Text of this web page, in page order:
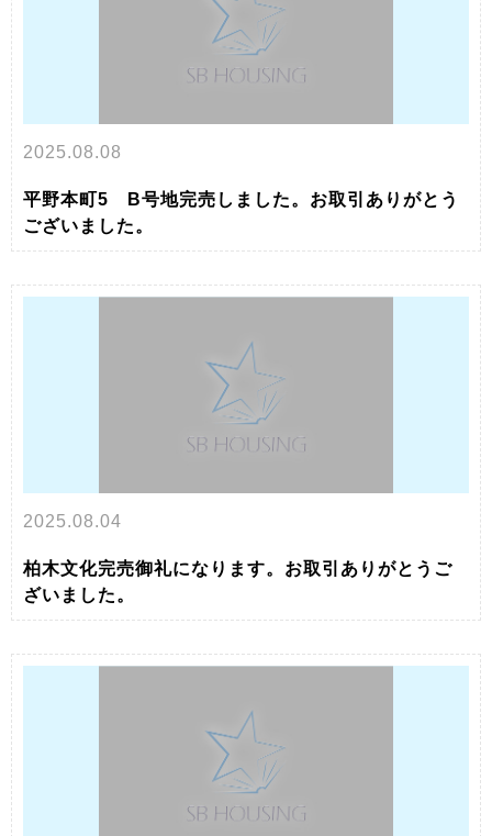
2025.08.08
平野本町5 B号地完売しました。お取引ありがとう
ございました。
2025.08.04
柏木文化完売御礼になります。お取引ありがとうご
ざいました。